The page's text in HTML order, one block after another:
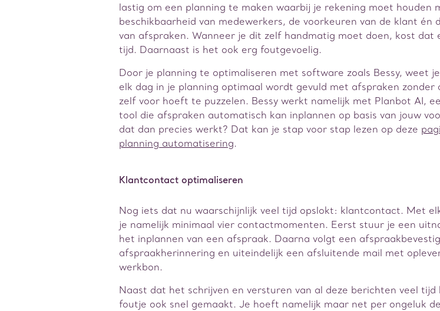
lastig om een planning te maken waarbij je rekening moet houden
beschikbaarheid van medewerkers, de voorkeuren van de klant én
van afspraken. Wanneer je dit zelf handmatig moet doen, kost dat
tijd. Daarnaast is het ook erg foutgevoelig.
Door je planning te optimaliseren met software zoals Bessy, weet
elk dag in je planning optimaal wordt gevuld met afspraken zonder
zelf voor hoeft te puzzelen. Bessy werkt namelijk met Planbot AI,
tool die afspraken automatisch kan inplannen op basis van jouw
dat dan precies werkt? Dat kan je stap voor stap lezen op deze
planning automatisering.
Klantcontact optimaliseren
Nog iets dat nu waarschijnlijk veel tijd opslokt: klantcontact. Met
je namelijk minimaal vier contactmomenten. Eerst stuur je een
het inplannen van een afspraak. Daarna volgt een
afspraakherinnering en uiteindelijk een afsluitende mail met
werkbon.
Naast dat het schrijven en versturen van al deze berichten veel tijd
foutje ook snel gemaakt. Je hoeft namelijk maar net per ongeluk